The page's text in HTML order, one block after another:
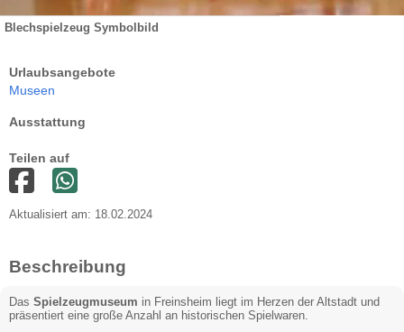
Blechspielzeug Symbolbild
Urlaubsangebote
Museen
Ausstattung
Teilen auf
Aktualisiert am: 18.02.2024
Beschreibung
Das Spielzeugmuseum in Freinsheim liegt im Herzen der Altstadt und
präsentiert eine große Anzahl an historischen Spielwaren.